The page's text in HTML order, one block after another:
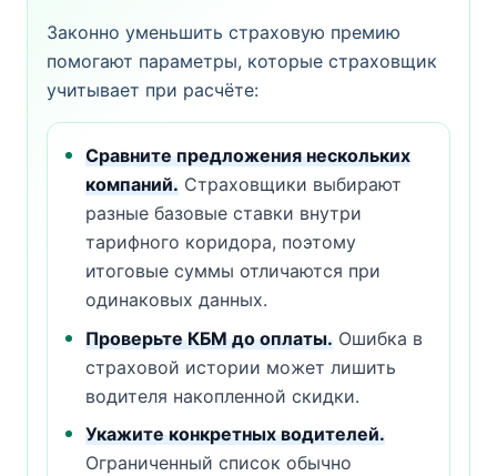
Законно уменьшить страховую премию
помогают параметры, которые страховщик
учитывает при расчёте:
Сравните предложения нескольких
компаний. Страховщики выбирают
разные базовые ставки внутри
тарифного коридора, поэтому
итоговые суммы отличаются при
одинаковых данных.
Проверьте КБМ до оплаты. Ошибка в
страховой истории может лишить
водителя накопленной скидки.
Укажите конкретных водителей.
Ограниченный список обычно